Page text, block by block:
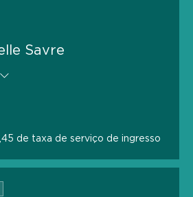
Savre
de taxa de serviço de ingresso